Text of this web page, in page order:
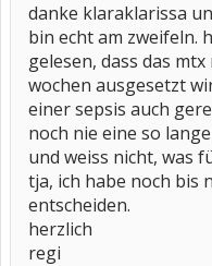
danke klaraklarissa
bin echt am zweifeln.
gelesen, dass das
wochen ausgesetzt
einer sepsis auch
noch nie eine so
und weiss nicht, was
tja, ich habe noch bis
entscheiden.
herzlich
regi